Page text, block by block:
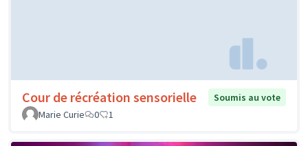
Cour de récréation sensorielle
Soumis au vote
Marie Curie
0 1